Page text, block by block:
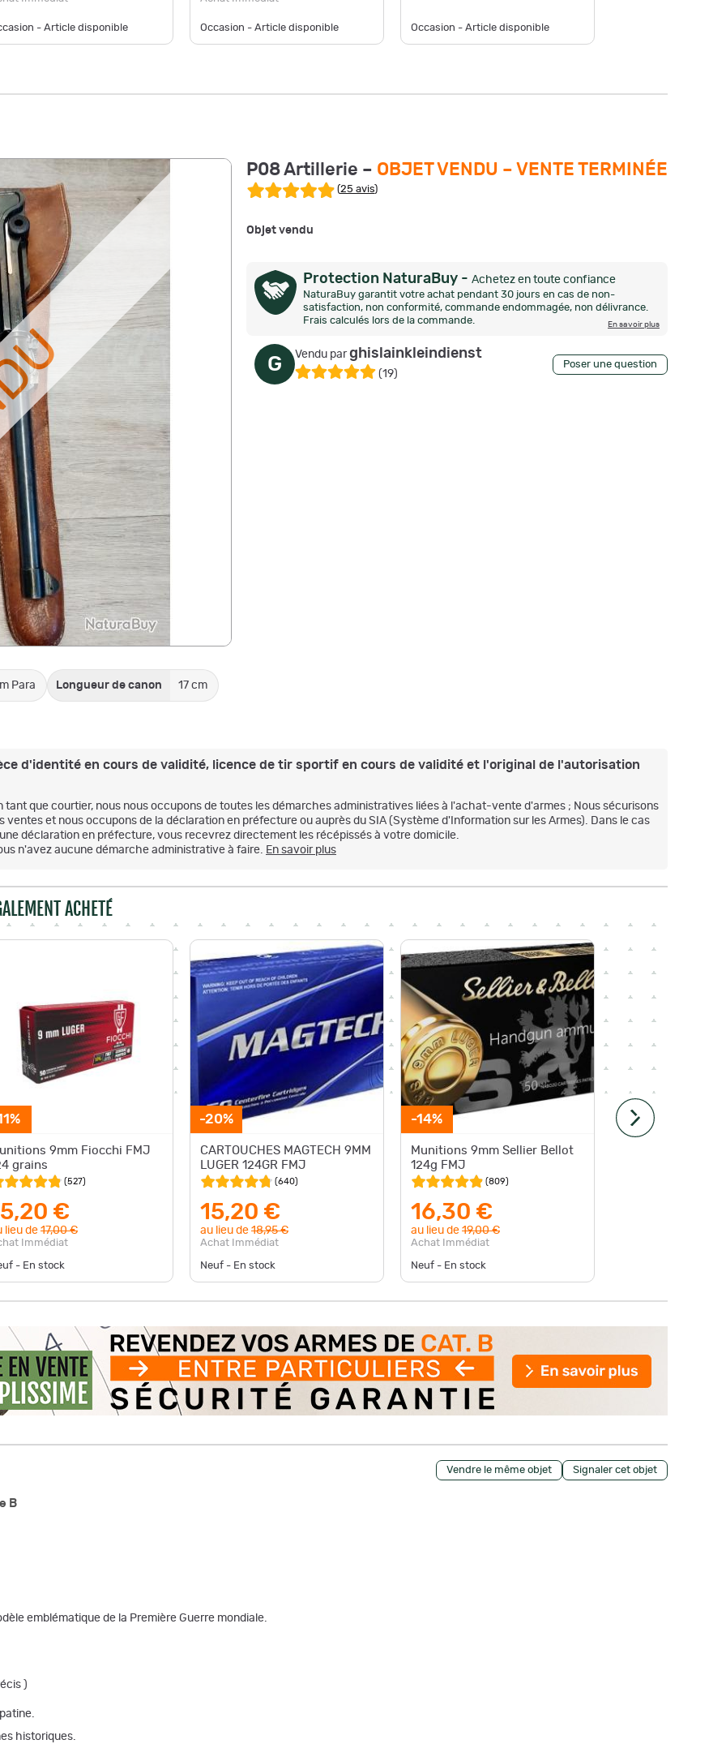
- Article disponible Occasion - Article disponible Occasion - Article disponible
Para Longueur de canon 17 cm
P08 Artillerie – OBJET VENDU – VENTE TERMINÉE
(25 avis)
Objet vendu
Protection NaturaBuy - Achetez en toute confiance
NaturaBuy garantit votre achat pendant 30 jours en cas de non-
satisfaction, non conformité, commande endommagée, non délivrance.
Frais calculés lors de la commande.
En savoir plus
G Vendu parghislainkleindienst
(19)
Poser une question
d'identité en cours de validité, licence de tir sportif en cours de validité et l'original de l'autorisation
tant que courtier, nous nous occupons de toutes les démarches administratives liées à l'achat-vente d'armes ; Nous sécurisons
ventes et nous occupons de la déclaration en préfecture ou auprès du SIA (Système d'Information sur les Armes). Dans le cas
déclaration en préfecture, vous recevrez directement les récépissés à votre domicile.
n'avez aucune démarche administrative à faire. En savoir plus
ACHETÉ
9mm Fiocchi FMJ
grains
(527)
€
lieu de 17,00 €
Immédiat
- En stock
-20%
CARTOUCHES MAGTECH 9MM
LUGER 124GR FMJ
(640)
15,20 €
au lieu de 18,95 €
Achat Immédiat
Neuf - En stock
-14%
Munitions 9mm Sellier Bellot
124g FMJ
(809)
16,30 €
au lieu de 19,00 €
Achat Immédiat
Neuf - En stock
Vendre le même objet Signaler cet objet
B
emblématique de la Première Guerre mondiale.
)
historiques.